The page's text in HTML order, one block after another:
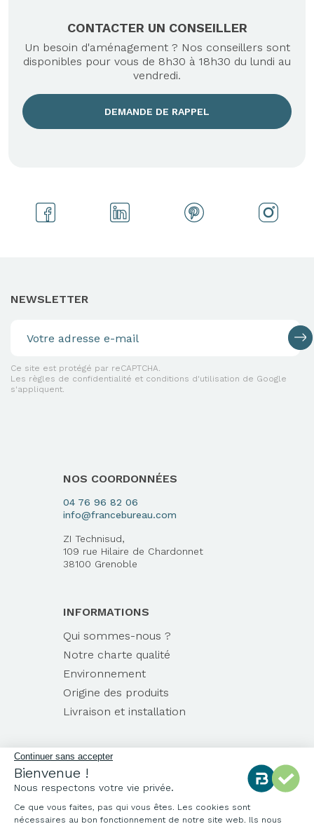
CONTACTER UN CONSEILLER
Un besoin d'aménagement ? Nos conseillers sont
disponibles pour vous de 8h30 à 18h30 du lundi au
vendredi.
DEMANDE DE RAPPEL
NEWSLETTER
Ce site est protégé par reCAPTCHA.
Les règles de confidentialité et conditions d'utilisation de Google
s'appliquent.
NOS COORDONNÉES
04 76 96 82 06
info@francebureau.com
ZI Technisud,
109 rue Hilaire de Chardonnet
38100 Grenoble
INFORMATIONS
Qui sommes-nous ?
Notre charte qualité
Environnement
Origine des produits
Livraison et installation